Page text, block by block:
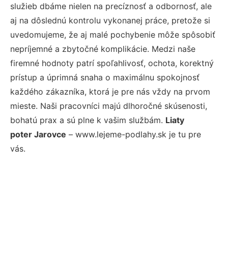
služieb dbáme nielen na precíznosť a odbornosť, ale
aj na dôslednú kontrolu vykonanej práce, pretože si
uvedomujeme, že aj malé pochybenie môže spôsobiť
nepríjemné a zbytočné komplikácie. Medzi naše
firemné hodnoty patrí spoľahlivosť, ochota, korektný
prístup a úprimná snaha o maximálnu spokojnosť
každého zákazníka, ktorá je pre nás vždy na prvom
mieste. Naši pracovníci majú dlhoročné skúsenosti,
bohatú prax a sú plne k vašim službám. Liaty
poter Jarovce – www.lejeme-podlahy.sk je tu pre
vás.